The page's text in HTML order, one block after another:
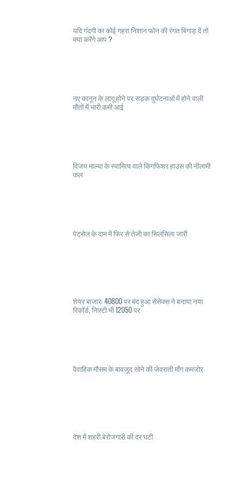
यदि गंदगी का कोई गहरा निशान फोन की रंगत बिगाड़ दें तो
क्या करेंगे आप ?
नए कानून के लागू होने पर सड़क दुर्घटनाओं में होने वाली
मौतों में भारी कमी आई
विजय माल्या के स्वामित्व वाले किंगफिशर हाउस की नीलामी
कल
पेट्रोल के दाम में फिर से तेजी का सिलसिला जारी
शेयर बाजार: 40800 पर बंद हुआ सेंसेक्स ने बनाया नया
रिकॉर्ड, निफ़्टी भी 12050 पर
वैवाहिक मौसम के बावजूद सोने की जेवराती माँग कमजोर
देश में शहरी बेरोजगारी की दर घटी